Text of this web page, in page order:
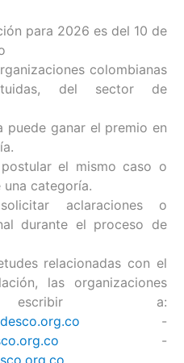
para 2026 es del 10 de
colombianas
del sector de
puede ganar el premio en
el mismo caso o
categoría.
aclaraciones o
durante el proceso de
relacionadas con el
las organizaciones
escribir a:
-
-